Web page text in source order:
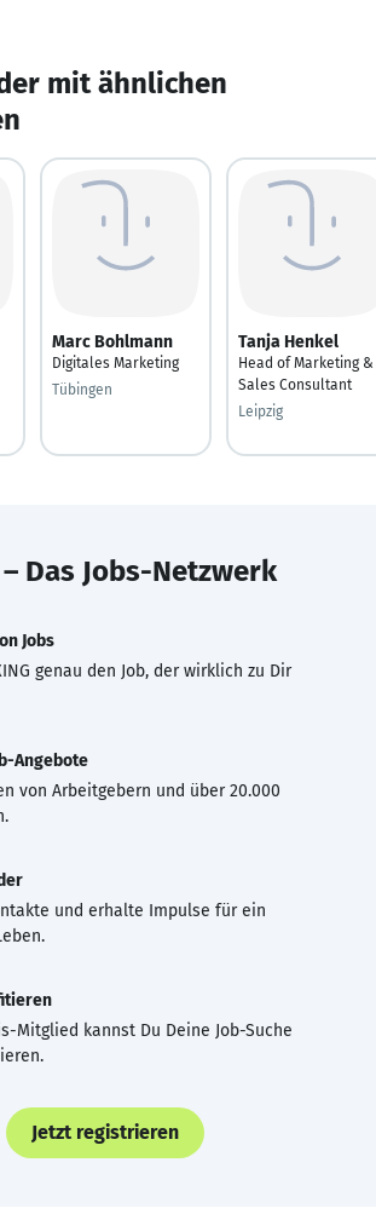
mit ähnlichen
Marc Bohlmann
Digitales Marketing
Tübingen
Tanja Henkel
Head of Marketing &
Sales Consultant
Leipzig
– Das Jobs-Netzwerk
Jobs
genau den Job, der wirklich zu Dir
Angebote
von Arbeitgebern und über 20.000
und erhalte Impulse für ein
Mitglied kannst Du Deine Job-Suche
Jetzt registrieren